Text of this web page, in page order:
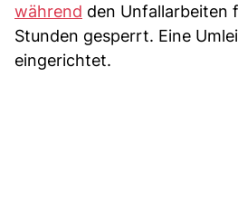
während den Unfallarbeiten
Stunden gesperrt. Eine
eingerichtet.